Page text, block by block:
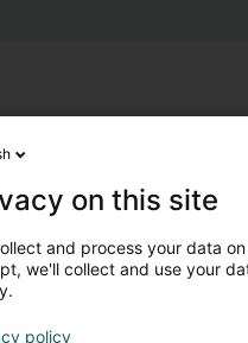
on this site
and process your data
we'll collect and use your
policy